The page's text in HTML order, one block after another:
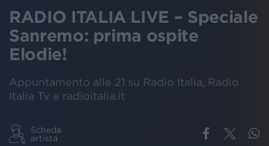
RADIO ITALIA LIVE – Speciale
Sanremo: prima ospite
Elodie!
Appuntamento alle 21 su Radio Italia, Radio
Italia Tv e radioitalia.it
Scheda
artista